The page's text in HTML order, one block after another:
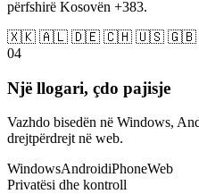
përfshirë Kosovën +383.
🇽🇰 🇦🇱 🇩🇪 🇨🇭 🇺🇸 🇬🇧
04
Një llogari, çdo pajisje
Vazhdo bisedën në Windows,
drejtpërdrejt në web.
WindowsAndroidiPhoneWeb
Privatësi dhe kontroll